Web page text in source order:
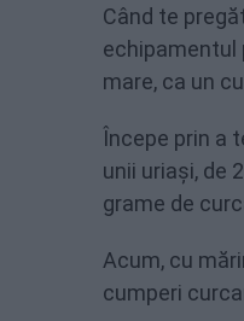
Când te
echipamentul
mare, ca un
Începe prin a
unii uriași, de
grame de
Acum, cu
cumperi